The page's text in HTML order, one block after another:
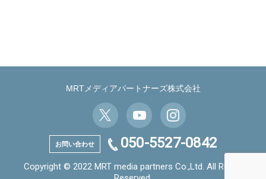
送
MRTメディアパートナーズ株式会社
お問い合わせ 050-5527-0842
Copyright © 2022 MRT media partners Co.,Ltd. All Rights